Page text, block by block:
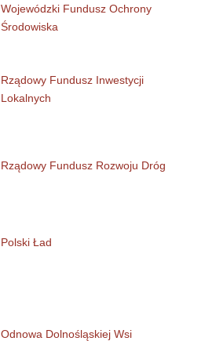
Wojewódzki Fundusz Ochrony
Środowiska
Rządowy Fundusz Inwestycji
Lokalnych
Rządowy Fundusz Rozwoju Dróg
Polski Ład
Odnowa Dolnośląskiej Wsi